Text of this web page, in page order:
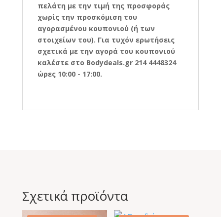
πελάτη με την τιμή της προσφοράς
χωρίς την προσκόμιση του
αγορασμένου κουπονιού (ή των
στοιχείων του). Για τυχόν ερωτήσεις
σχετικά με την αγορά του κουπονιού
καλέστε στο Bodydeals.gr 214 4448324
ώρες 10:00 - 17:00.
Σχετικά προϊόντα